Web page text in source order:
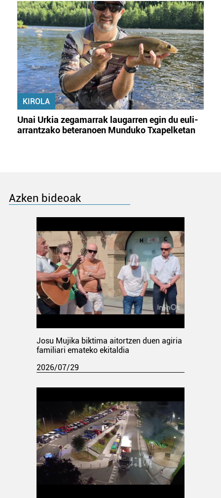
KIROLA
Unai Urkia zegamarrak laugarren egin du euli-
arrantzako beteranoen Munduko Txapelketan
Azken bideoak
Josu Mujika biktima aitortzen duen agiria
familiari emateko ekitaldia
2026/07/29